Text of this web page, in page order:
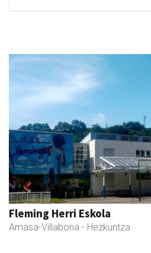
Fleming Herri Eskola
Amasa-Villabona - Hezkuntza
Previous